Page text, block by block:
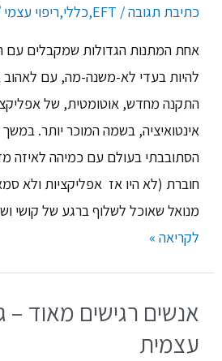
כתיבת תגובה/
EFT
,כללי,ריפוי עצמי
אחת המתנות הגדולות שמקבלים עם
להיות בעדי לא-משנה-מה, עם
אינטואיציה, בשמה המוכר יותר.
הסתובבתי בעולם עם כמיהה לאיזה
חוברת (לא היו אז אפליקציות ולא
מנואל שאוכל לשלוף ברגע של קושי
לקריאה »
אנשים רגישים מאוד –
עצמית